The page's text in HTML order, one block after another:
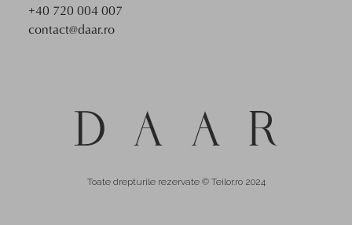
+40 720 004 007
contact@daar.ro
Toate drepturile rezervate © Teilor.ro 2024